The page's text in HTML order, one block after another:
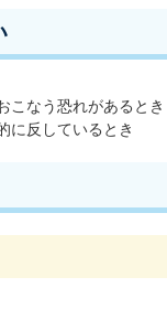
こなう恐れがあるとき
に反しているとき